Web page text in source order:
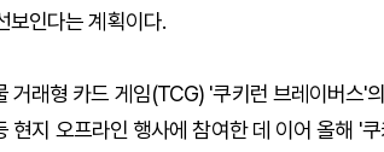
보인다는 계획이다.
거래형 카드 게임(TCG) '쿠키런 브레이버스'
현지 오프라인 행사에 참여한 데 이어 올해 '